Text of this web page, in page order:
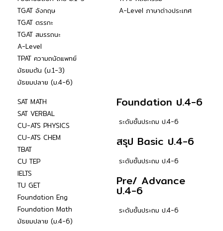
TGAT อังกฤษ
TGAT ตรรกะ
TGAT สมรรถนะ
A-Level
TPAT ความถนัดแพทย์
มัธยมต้น (ม.1-3)
มัธยมปลาย (ม.4-6)
A-Level ภาษาต่างประเทศ
SAT MATH
SAT VERBAL
CU-ATS PHYSICS
CU-ATS CHEM
TBAT
CU TEP
IELTS
TU GET
Foundation Eng
Foundation Math
มัธยมปลาย (ม.4-6)
Foundation ป.4-6
ระดับชั้นประถม ป.4-6
สรุป Basic ป.4-6
ระดับชั้นประถม ป.4-6
Pre/ Advance
ป.4-6
ระดับชั้นประถม ป.4-6